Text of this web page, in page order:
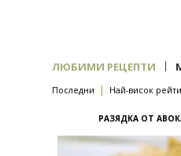
ЛЮБИМИ РЕЦЕПТИ |
Последни | Най-висок
РАЗЯДКА ОТ